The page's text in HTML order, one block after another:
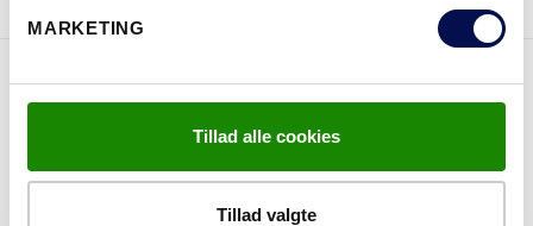
MARKETING
Tillad alle cookies
Tillad valgte
EGENSKABER